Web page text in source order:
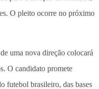
O pleito ocorre no próximo
uma nova direção colocará
O candidato promete
futebol brasileiro, das bases